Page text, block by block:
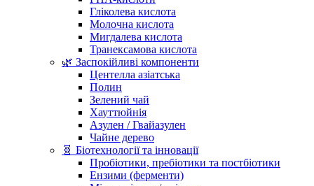
Гліколева кислота
Молочна кислота
Мигдалева кислота
Транексамова кислота
🌿 Заспокійливі компоненти
Центелла азіатська
Полин
Зелений чай
Хауттюйнія
Азулен / Гвайазулен
Чайне дерево
🧬 Біотехнології та інновації
Пробіотики, пребіотики та постбіотики
Ензими (ферменти)